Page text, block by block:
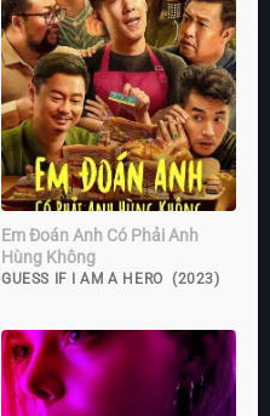
Em Đoán Anh Có Phải Anh
Hùng Không
GUESS IF I AM A HERO (2023)